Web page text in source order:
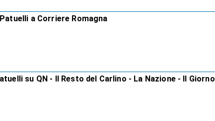
a Corriere Romagna
su QN - Il Resto del Carlino - La Nazione - Il Giorno